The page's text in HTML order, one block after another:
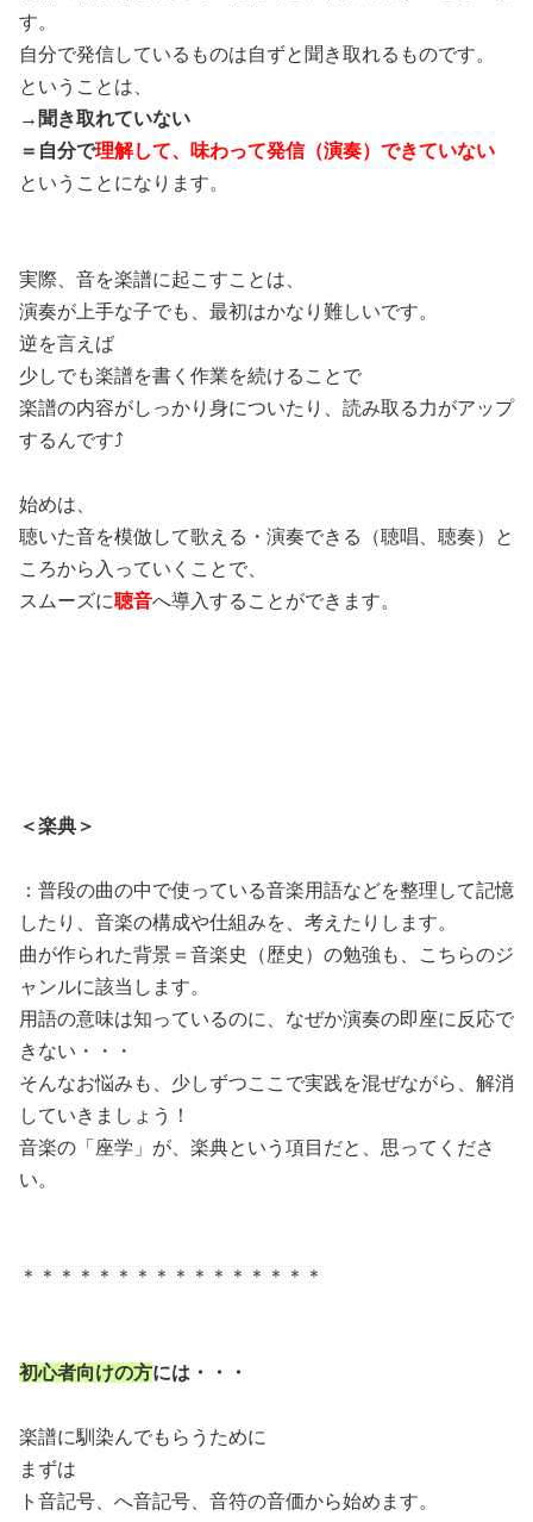
す。
自分で発信しているものは自ずと聞き取れるものです。
ということは、
→聞き取れていない
＝自分で理解して、味わって発信（演奏）できていない
ということになります。
実際、音を楽譜に起こすことは、
演奏が上手な子でも、最初はかなり難しいです。
逆を言えば
少しでも楽譜を書く作業を続けることで
楽譜の内容がしっかり身についたり、読み取る力がアップ
するんです⤴️
始めは、
聴いた音を模倣して歌える・演奏できる（聴唱、聴奏）と
ころから入っていくことで、
スムーズに聴音へ導入することができます。
＜楽典＞
：普段の曲の中で使っている音楽用語などを整理して記憶
したり、音楽の構成や仕組みを、考えたりします。
曲が作られた背景＝音楽史（歴史）の勉強も、こちらのジ
ャンルに該当します。
用語の意味は知っているのに、なぜか演奏の即座に反応で
きない・・・
そんなお悩みも、少しずつここで実践を混ぜながら、解消
していきましょう！
音楽の「座学」が、楽典という項目だと、思ってくださ
い。
＊＊＊＊＊＊＊＊＊＊＊＊＊＊＊＊
初心者向けの方には・・・
楽譜に馴染んでもらうために
まずは
ト音記号、へ音記号、音符の音価から始めます。